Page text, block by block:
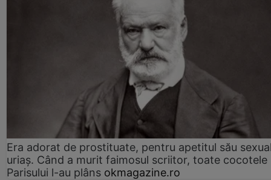
Era adorat de prostituate, pentru apetitul său
uriaș. Când a murit faimosul scriitor, toate cocotele
Parisului l-au plâns okmagazine.ro